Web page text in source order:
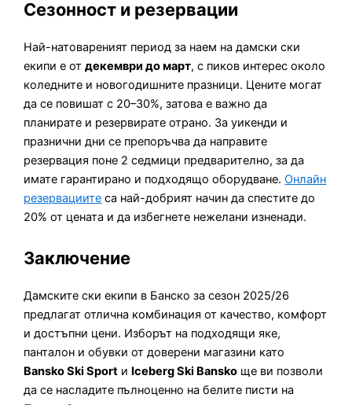
Сезонност и резервации
Най-натовареният период за наем на дамски ски
екипи е отдекември до март, с пиков интерес около
коледните и новогодишните празници. Цените могат
да се повишат с 20–30%, затова е важно да
планирате и резервирате отрано. За уикенди и
празнични дни се препоръчва да направите
резервация поне 2 седмици предварително, за да
имате гарантирано и подходящо оборудване.Онлайн
резервациите са най-добрият начин да спестите до
20% от цената и да избегнете нежелани изненади.
Заключение
Дамските ски екипи в Банско за сезон 2025/26
предлагат отлична комбинация от качество, комфорт
и достъпни цени. Изборът на подходящи яке,
панталон и обувки от доверени магазини като
Bansko Ski Sport и Iceberg Ski Bansko ще ви позволи
да се насладите пълноценно на белите писти на